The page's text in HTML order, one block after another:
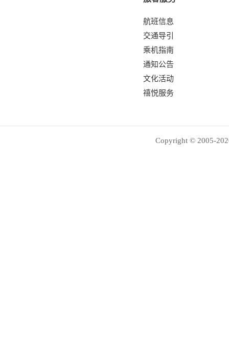
航班信息
交通导引
乘机指南
通知公告
文化活动
禧悦服务
Copyright © 2005-